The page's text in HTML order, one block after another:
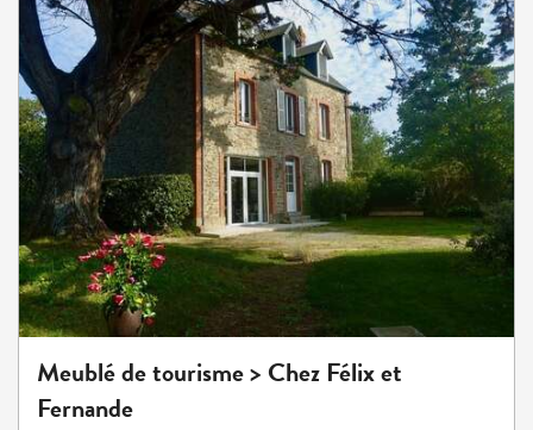
Meublé de tourisme > Chez Félix et
Fernande